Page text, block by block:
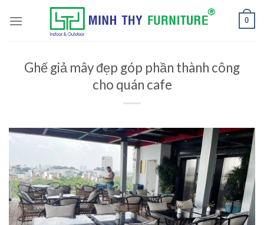
0
Ghế giả mây đẹp góp phần thành công
cho quán cafe